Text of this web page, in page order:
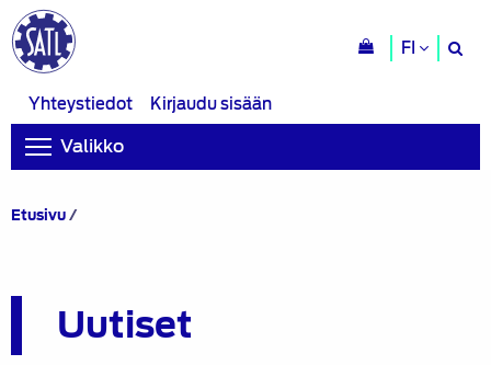
FI
Yhteystiedot
Kirjaudu sisään
Valikko
Etusivu/Uutiset
Uutiset